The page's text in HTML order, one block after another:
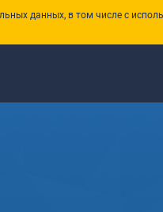
данных, в том числе с